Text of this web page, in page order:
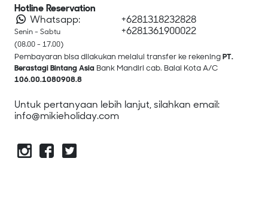
Hotline Reservation
Whatsapp:
Senin - Sabtu
(08.00 - 17.00)
+6281318232828
+6281361900022
Pembayaran bisa dilakukan melalui transfer ke rekeningPT.
Berastagi Bintang Asia Bank Mandiri cab. Balai Kota A/C
106.00.1080908.8
Untuk pertanyaan lebih lanjut, silahkan email:
info@mikieholiday.com